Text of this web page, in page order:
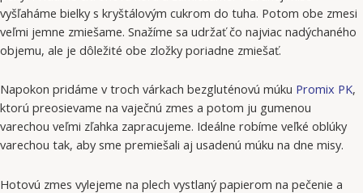
vyšľaháme bielky s kryštálovým cukrom do tuha. Potom obe zmesi
veľmi jemne zmiešame. Snažíme sa udržať čo najviac nadýchaného
objemu, ale je dôležité obe zložky poriadne zmiešať.
Napokon pridáme v troch várkach bezgluténovú múku Promix PK,
ktorú preosievame na vaječnú zmes a potom ju gumenou
varechou veľmi zľahka zapracujeme. Ideálne robíme veľké oblúky
varechou tak, aby sme premiešali aj usadenú múku na dne misy.
Hotovú zmes vylejeme na plech vystlaný papierom na pečenie a